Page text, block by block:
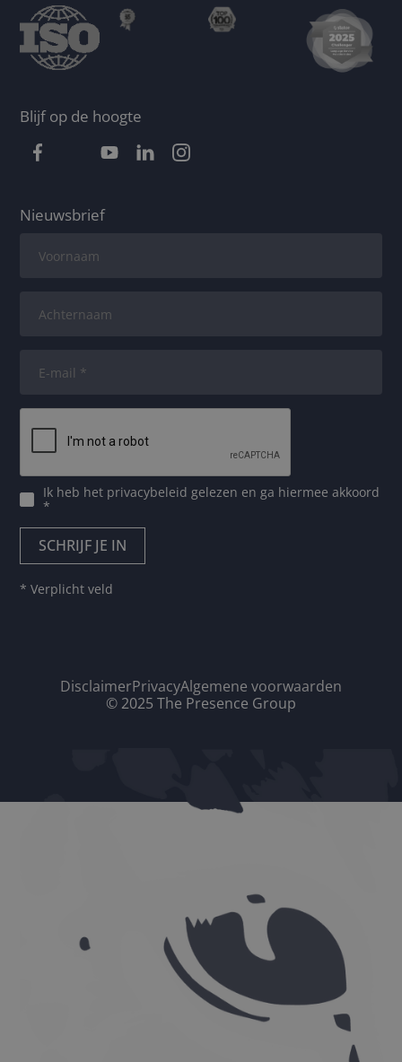
Blijf op de hoogte
Nieuwsbrief
Ik heb het privacybeleid gelezen en ga hiermee akkoord
*
* Verplicht veld
DisclaimerPrivacyAlgemene voorwaarden
© 2025 The Presence Group